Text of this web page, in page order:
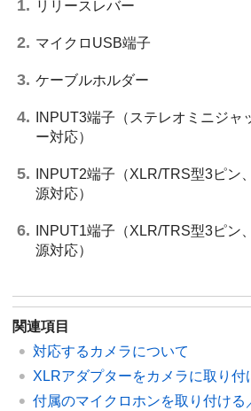
リリースレバー
マイクロUSB端子
ケーブルホルダー
INPUT3端子（ステレオミニジャ
ー対応）
INPUT2端子（XLR/TRS型3ピン
源対応）
INPUT1端子（XLR/TRS型3ピン
源対応）
関連項目
対応するカメラについて
XLRアダプターをカメラに取り付
付属のマイクロホンを取り付ける